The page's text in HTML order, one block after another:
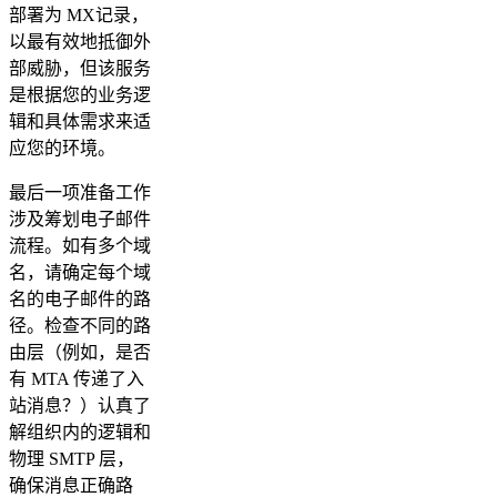
部署为 MX记录，
以最有效地抵御外
部威胁，但该服务
是根据您的业务逻
辑和具体需求来适
应您的环境。
最后一项准备工作
涉及筹划电子邮件
流程。如有多个域
名，请确定每个域
名的电子邮件的路
径。检查不同的路
由层（例如，是否
有 MTA 传递了入
站消息？）认真了
解组织内的逻辑和
物理 SMTP 层，
确保消息正确路